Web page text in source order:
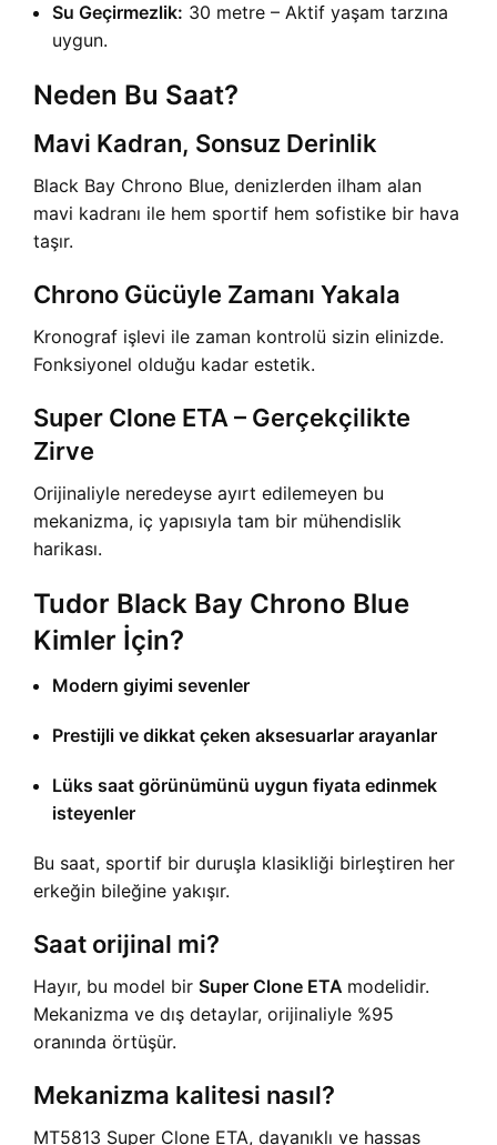
Su Geçirmezlik: 30 metre – Aktif yaşam tarzına
uygun.
Neden Bu Saat?
Mavi Kadran, Sonsuz Derinlik
Black Bay Chrono Blue, denizlerden ilham alan
mavi kadranı ile hem sportif hem sofistike bir hava
taşır.
Chrono Gücüyle Zamanı Yakala
Kronograf işlevi ile zaman kontrolü sizin elinizde.
Fonksiyonel olduğu kadar estetik.
Super Clone ETA – Gerçekçilikte
Zirve
Orijinaliyle neredeyse ayırt edilemeyen bu
mekanizma, iç yapısıyla tam bir mühendislik
harikası.
Tudor Black Bay Chrono Blue
Kimler İçin?
Modern giyimi sevenler
Prestijli ve dikkat çeken aksesuarlar arayanlar
Lüks saat görünümünü uygun fiyata edinmek
isteyenler
Bu saat, sportif bir duruşla klasikliği birleştiren her
erkeğin bileğine yakışır.
Saat orijinal mi?
Hayır, bu model bir Super Clone ETA modelidir.
Mekanizma ve dış detaylar, orijinaliyle %95
oranında örtüşür.
Mekanizma kalitesi nasıl?
MT5813 Super Clone ETA, dayanıklı ve hassas